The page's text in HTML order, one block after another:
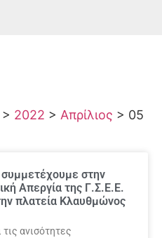
> 2022 > Απρίλιος > 05
στην
Απεργία της Γ.Σ.Ε.Ε.
πλατεία Κλαυθμώνος
τις ανισότητες